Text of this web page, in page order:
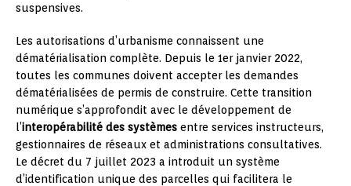
suspensives.
Les autorisations d’urbanisme connaissent une
dématérialisation complète. Depuis le 1er janvier 2022,
toutes les communes doivent accepter les demandes
dématérialisées de permis de construire. Cette transition
numérique s’approfondit avec le développement de
l’interopérabilité des systèmes entre services instructeurs,
gestionnaires de réseaux et administrations consultatives.
Le décret du 7 juillet 2023 a introduit un système
d’identification unique des parcelles qui facilitera le